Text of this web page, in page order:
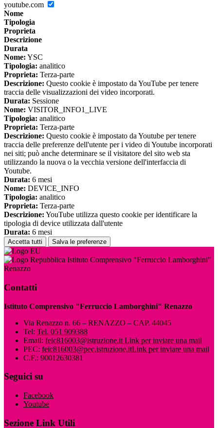
youtube.com
Nome
Tipologia
Proprieta
Descrizione
Durata
Nome: YSC
Tipologia: analitico
Proprieta: Terza-parte
Descrizione: Questo cookie è impostato da YouTube per tenere
traccia delle visualizzazioni dei video incorporati.
Durata: Sessione
Nome: VISITOR_INFO1_LIVE
Tipologia: analitico
Proprieta: Terza-parte
Descrizione: Questo cookie è impostato da Youtube per tenere
traccia delle preferenze dell'utente per i video di Youtube incorporati
nei siti; può anche determinare se il visitatore del sito web sta
utilizzando la nuova o la vecchia versione dell'interfaccia di
Youtube.
Durata: 6 mesi
Nome: DEVICE_INFO
Tipologia: analitico
Proprieta: Terza-parte
Descrizione: YouTube utilizza questo cookie per identificare la
tipologia di device utilizzata dall'utente
Durata: 6 mesi
Accetta tutti Salva le preferenze
Istituto Comprensivo "Ferruccio Lamborghini"
Renazzo
Contatti
Istituto Comprensivo "Ferruccio Lamborghini" Renazzo
Via Renazzo n. 66 – RENAZZO – CAP. 44045
Tel: Tel. 051 909388
Email: feic816003@istruzione.it Link per inviare una mail
PEC: feic816003@pec.istruzione.itLink per inviare una mail
C.F.: 90012630381
Seguici su
Facebook
Youtube
Sezione Link Utili